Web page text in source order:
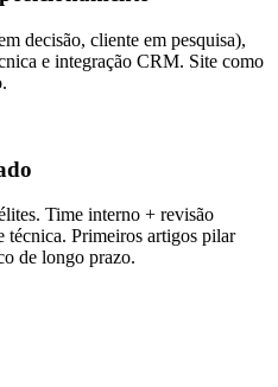
decisão, cliente em pesquisa),
e integração CRM. Site como
Time interno + revisão
Primeiros artigos pilar
de longo prazo.